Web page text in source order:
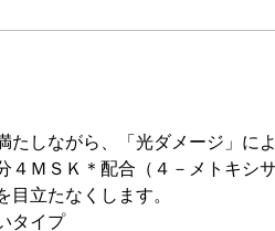
しながら、「光ダメージ」に
ＭＳＫ＊配合（４－メトキシ
立たなくします。
タイプ